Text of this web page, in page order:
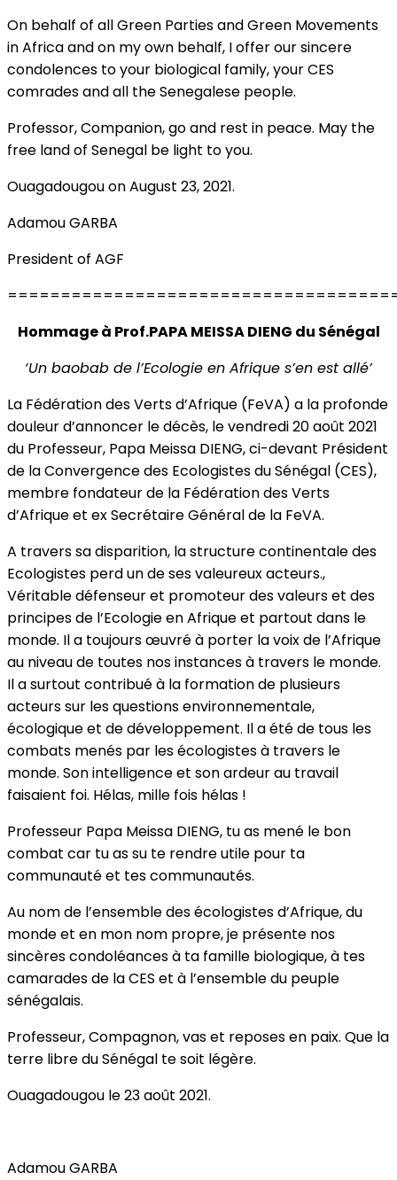
On behalf of all Green Parties and Green Movements
in Africa and on my own behalf, I offer our sincere
condolences to your biological family, your CES
comrades and all the Senegalese people.
Professor, Companion, go and rest in peace. May the
free land of Senegal be light to you.
Ouagadougou on August 23, 2021.
Adamou GARBA
President of AGF
Hommage à Prof.PAPA MEISSA DIENG du Sénégal
‘Un baobab de l’Ecologie en Afrique s’en est allé’
La Fédération des Verts d’Afrique (FeVA) a la profonde
douleur d’annoncer le décès, le vendredi 20 août 2021
du Professeur, Papa Meissa DIENG, ci-devant Président
de la Convergence des Ecologistes du Sénégal (CES),
membre fondateur de la Fédération des Verts
d’Afrique et ex Secrétaire Général de la FeVA.
A travers sa disparition, la structure continentale des
Ecologistes perd un de ses valeureux acteurs.,
Véritable défenseur et promoteur des valeurs et des
principes de l’Ecologie en Afrique et partout dans le
monde. Il a toujours œuvré à porter la voix de l’Afrique
au niveau de toutes nos instances à travers le monde.
Il a surtout contribué à la formation de plusieurs
acteurs sur les questions environnementale,
écologique et de développement. Il a été de tous les
combats menés par les écologistes à travers le
monde. Son intelligence et son ardeur au travail
faisaient foi. Hélas, mille fois hélas !
Professeur Papa Meissa DIENG, tu as mené le bon
combat car tu as su te rendre utile pour ta
communauté et tes communautés.
Au nom de l’ensemble des écologistes d’Afrique, du
monde et en mon nom propre, je présente nos
sincères condoléances à ta famille biologique, à tes
camarades de la CES et à l’ensemble du peuple
sénégalais.
Professeur, Compagnon, vas et reposes en paix. Que la
terre libre du Sénégal te soit légère.
Ouagadougou le 23 août 2021.
Adamou GARBA